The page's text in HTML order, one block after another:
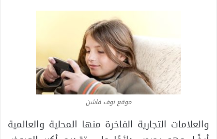
موقع نوف فاشن
والعلامات التجارية الفاخرة منها المحلية والعالمية